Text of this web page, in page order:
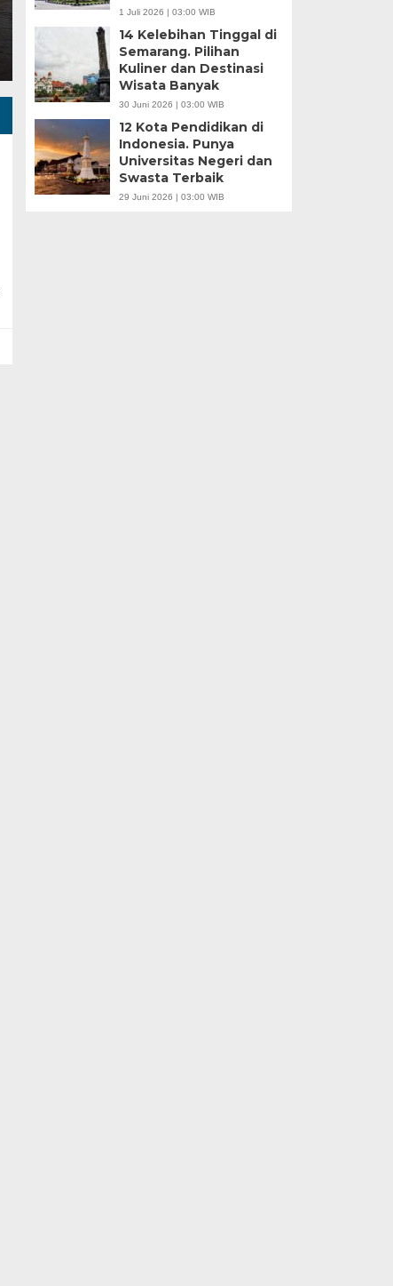
1 Juli 2026 | 03:00 WIB
14 Kelebihan Tinggal di
Semarang. Pilihan
Kuliner dan Destinasi
Wisata Banyak
30 Juni 2026 | 03:00 WIB
12 Kota Pendidikan di
Indonesia. Punya
Universitas Negeri dan
Swasta Terbaik
29 Juni 2026 | 03:00 WIB